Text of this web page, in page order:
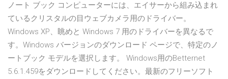
ノート ブック コンピューターには、エイサーから組み込まれ
ているクリスタルの目ウェブカメラ用のドライバー。
Windows XP、眺めと Windows 7 用のドライバーを異なるで
す。Windows バージョンのダウンロード ページで、特定のノ
ートブック モデルを選択します。 Windows用のBetternet
5.6.1.459をダウンロードしてください。最新のフリーソフト